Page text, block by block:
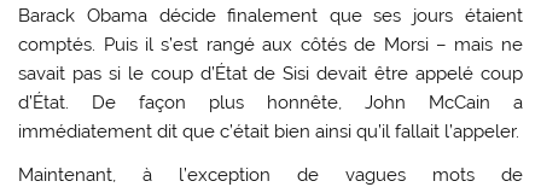
Barack Obama décide finalement que ses jours étaient
comptés. Puis il s’est rangé aux côtés de Morsi – mais ne
savait pas si le coup d’État de Sisi devait être appelé coup
d’État. De façon plus honnête, John McCain a
immédiatement dit que c’était bien ainsi qu’il fallait l’appeler.
Maintenant, à l’exception de vagues mots de